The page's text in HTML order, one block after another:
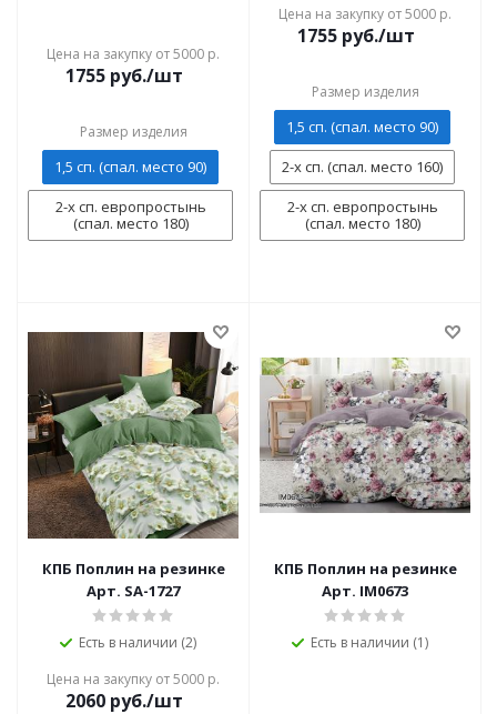
Цена на закупку от 5000 р.
1755 руб./шт
Размер изделия
1,5 сп. (спал. место 90)
2-х сп. европростынь
(спал. место 180)
Цена на закупку от 5000 р.
1755 руб./шт
Размер изделия
1,5 сп. (спал. место 90)
2-х сп. (спал. место 160)
2-х сп. европростынь
(спал. место 180)
КПБ Поплин на резинке
Арт. SA-1727
Есть в наличии (2)
Цена на закупку от 5000 р.
2060 руб./шт
КПБ Поплин на резинке
Арт. IM0673
Есть в наличии (1)